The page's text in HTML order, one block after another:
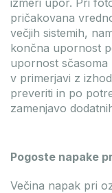
izmeri upor. Pri
pričakovana
večjih sistemih,
končna upornost
upornost
v primerjavi z
preveriti in po
zamenjavo
Pogoste napake
Večina napak pri